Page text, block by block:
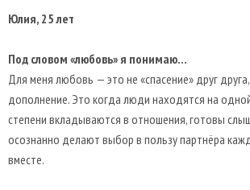
Юлия, 25 лет
Под словом «любовь» я понимаю…
Для меня любовь — это не «спасение» друг
дополнение. Это когда люди находятся на
степени вкладываются в отношения, готовы
осознанно делают выбор в пользу партнёра
вместе.